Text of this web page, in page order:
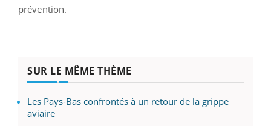
prévention.
SUR LE MÊME THÈME
Les Pays-Bas confrontés à un retour de la grippe
aviaire